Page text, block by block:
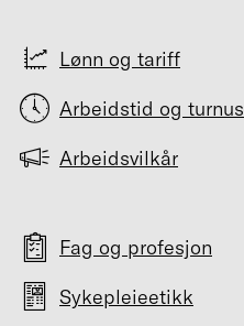
Lønn og tariff
Arbeidstid og turnus
Arbeidsvilkår
Fag og profesjon
Sykepleieetikk